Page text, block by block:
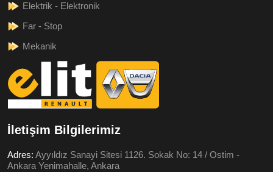
Elektrik - Elektronik
Far - Stop
Mekanik
İletişim Bilgilerimiz
Adres: Ayyıldız Sanayi Sitesi 1126. Sokak No: 14 / Ostim -
Ankara Yenimahalle, Ankara